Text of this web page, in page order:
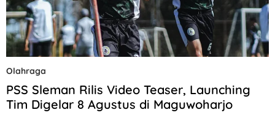
Olahraga
PSS Sleman Rilis Video Teaser, Launching
Tim Digelar 8 Agustus di Maguwoharjo